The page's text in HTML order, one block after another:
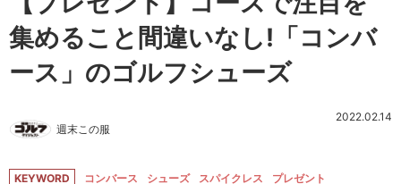
集めること間違いなし!「コンバ
ース」のゴルフシューズ
週末この服
2022.02.14
KEYWORD コンバース シューズ スパイクレス プレゼント